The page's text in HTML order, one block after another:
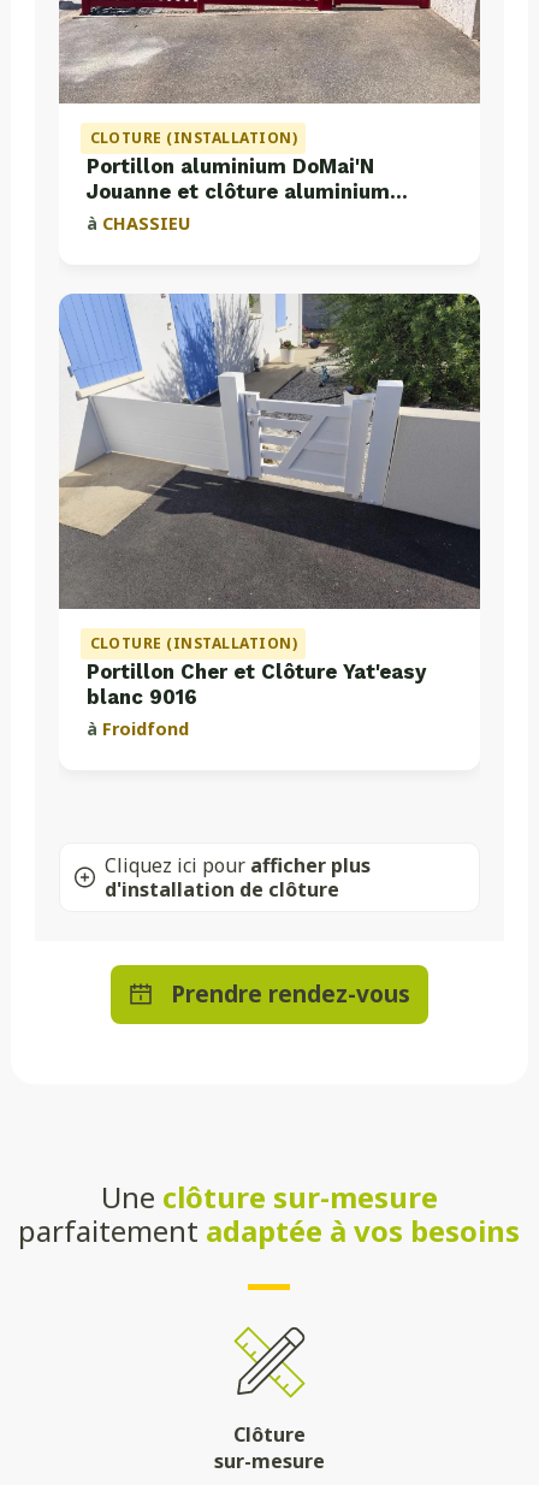
CLOTURE (INSTALLATION)
Portillon aluminium DoMai'N
Jouanne et clôture aluminium
Valette
à CHASSIEU
CLOTURE (INSTALLATION)
Portillon Cher et Clôture Yat'easy
blanc 9016
à Froidfond
Cliquez ici pour afficher plus
d'installation de clôture
Prendre rendez-vous
Une clôture sur-mesure
parfaitement adaptée à vos besoins
Clôture
sur-mesure